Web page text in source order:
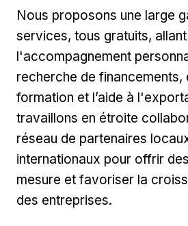
Nous proposons une large
services, tous gratuits,
l'accompagnement
recherche de financements,
formation et l’aide à
travaillons en étroite
réseau de partenaires
internationaux pour offrir
mesure et favoriser la
des entreprises.